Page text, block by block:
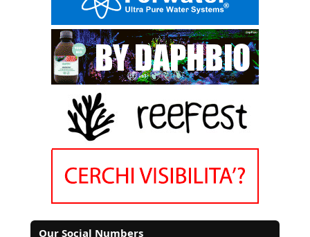
Our Social Numbers